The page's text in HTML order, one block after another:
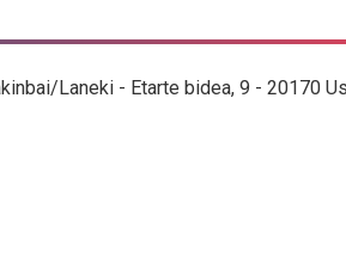
Laneki - Etarte bidea, 9 - 20170